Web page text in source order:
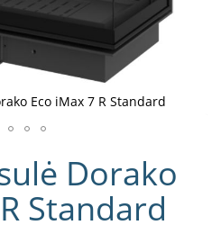
Dorako
Standard
Eco iMax 7 R Standard